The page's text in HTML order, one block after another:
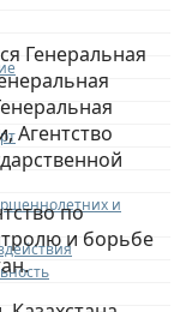
и
Генеральная
Агентство
по
и борьбе